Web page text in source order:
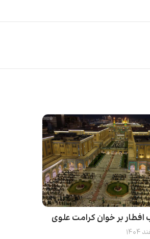
بر خوان کرامت علوی